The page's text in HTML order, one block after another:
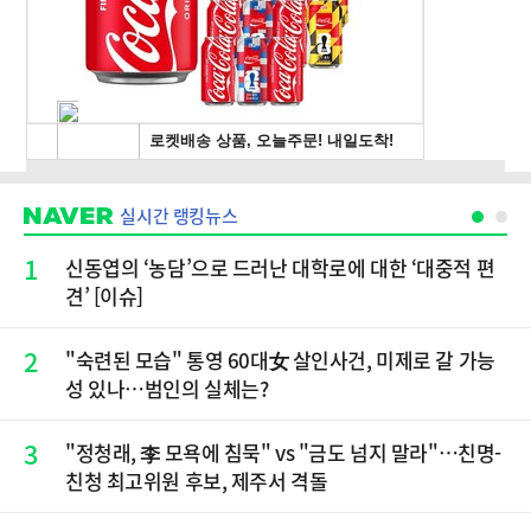
실시간 랭킹뉴스
1
신동엽의 ‘농담’으로 드러난 대학로에 대한 ‘대중적 편
견’ [이슈]
2
"숙련된 모습" 통영 60대女 살인사건, 미제로 갈 가능
성 있나…범인의 실체는?
3
"정청래, 李 모욕에 침묵" vs "금도 넘지 말라"…친명-
친청 최고위원 후보, 제주서 격돌